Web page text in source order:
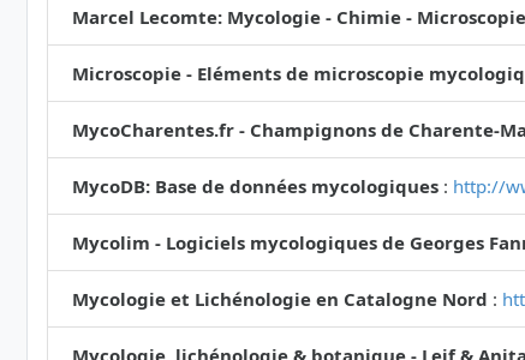
Marcel Lecomte: Mycologie - Chimie -
Microscopie - Eléments de microscopie
MycoCharentes.fr - Champignons de Charente-
MycoDB: Base de données mycologiques : http://
Mycolim - Logiciels mycologiques de Georges
Mycologie et Lichénologie en Catalogne Nord :